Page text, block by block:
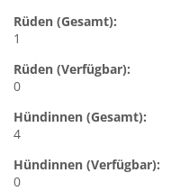
Rüden (Gesamt):
1
Rüden (Verfügbar):
0
Hündinnen (Gesamt):
4
Hündinnen (Verfügbar):
0